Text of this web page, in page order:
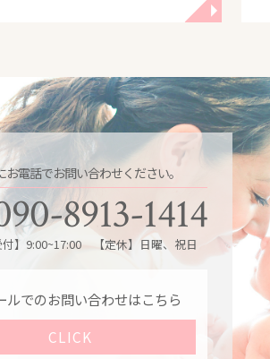
◥
お電話でお問い合わせください。
8913-1414
付】9:00~17:00 【定休】日曜、祝日
ルでのお問い合わせはこちら
CLICK